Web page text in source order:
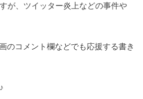
が、ツイッター炎上などの事件や
のコメント欄などでも応援する書き